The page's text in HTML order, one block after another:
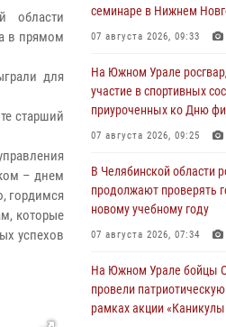
области
в прямом
для
старший
– днем
гордимся
которые
успехов
семинаре в Нижнем
07 августа 2026, 09:33
На Южном Урале
участие в спортивных
приуроченных ко Дню
07 августа 2026, 09:25
В Челябинской области
продолжают проверять
новому учебному году
07 августа 2026, 07:34
На Южном Урале бойцы
провели
рамках акции